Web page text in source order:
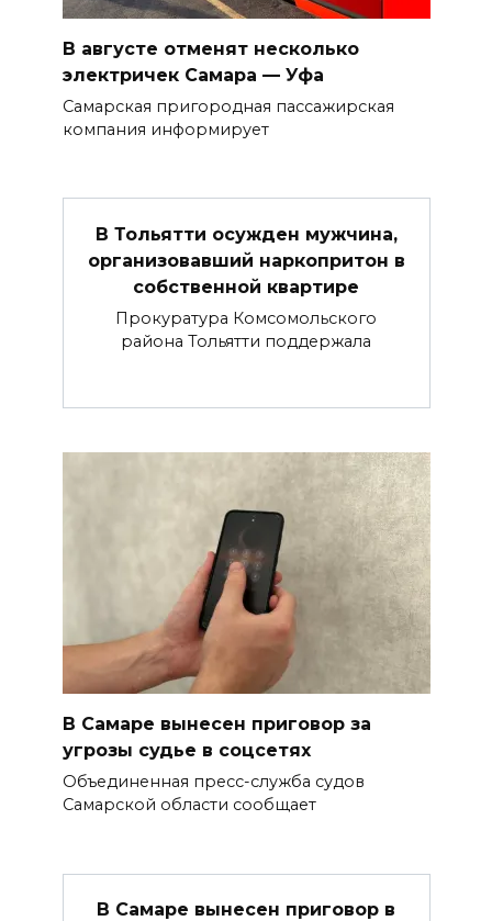
В августе отменят несколько
электричек Самара — Уфа
Самарская пригородная пассажирская
компания информирует
В Тольятти осужден мужчина,
организовавший наркопритон в
собственной квартире
Прокуратура Комсомольского
района Тольятти поддержала
В Самаре вынесен приговор за
угрозы судье в соцсетях
Объединенная пресс-служба судов
Самарской области сообщает
В Самаре вынесен приговор в